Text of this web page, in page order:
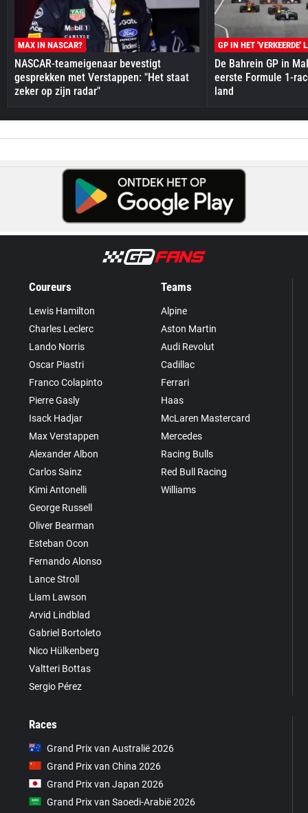
MAX IN NASCAR?
NASCAR-teameigenaar bevestigt
gesprekken met Verstappen: "Het staat
zeker op zijn radar"
GP IN HET 'VERKEERDE'
De Bahrein GP in
eerste Formule 1-
land
Coureurs
Lewis Hamilton
Charles Leclerc
Lando Norris
Oscar Piastri
Franco Colapinto
Pierre Gasly
Isack Hadjar
Max Verstappen
Alexander Albon
Carlos Sainz
Kimi Antonelli
George Russell
Oliver Bearman
Esteban Ocon
Fernando Alonso
Lance Stroll
Liam Lawson
Arvid Lindblad
Gabriel Bortoleto
Nico Hülkenberg
Valtteri Bottas
Sergio Pérez
Teams
Alpine
Aston Martin
Audi Revolut
Cadillac
Ferrari
Haas
McLaren Mastercard
Mercedes
Racing Bulls
Red Bull Racing
Williams
Races
Grand Prix van Australië 2026
Grand Prix van China 2026
Grand Prix van Japan 2026
Grand Prix van Saoedi-Arabië 2026